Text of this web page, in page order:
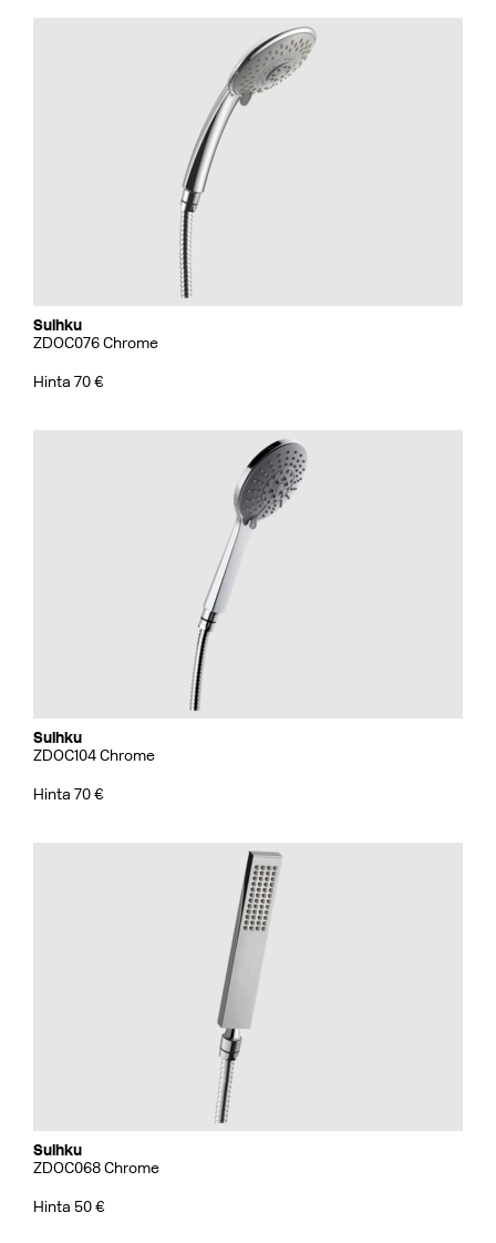
Suihku
ZDOC076 Chrome
Hinta 70 €
Suihku
ZDOC104 Chrome
Hinta 70 €
Suihku
ZDOC068 Chrome
Hinta 50 €